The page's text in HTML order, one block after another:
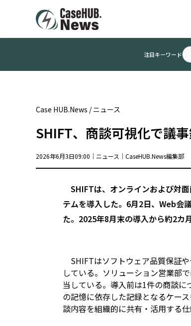
注目キーワード
Case HUB.News /ニュース
SHIFT、商談可視化で議
2026年6月3日09:00｜ ニュース ｜ CaseHUB.News編集部
SHIFTは、オンラインおよび対
テムを導入した。6月2日、Web
た。2025年8月末の導入から約2カ
SHIFTはソフトウェア品質保証
している。ソリューション営業部
当している。導入前は1件の商談
の記憶に依存した記録となるケー
談内容を組織的に共有・活用する